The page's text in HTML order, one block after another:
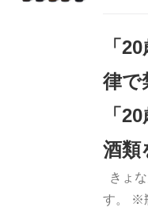
「
律で
「
酒類
きょ
す。 ※